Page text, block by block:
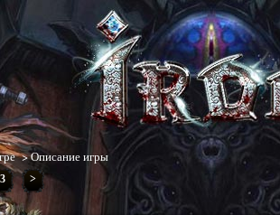
>Описание игры
3 >